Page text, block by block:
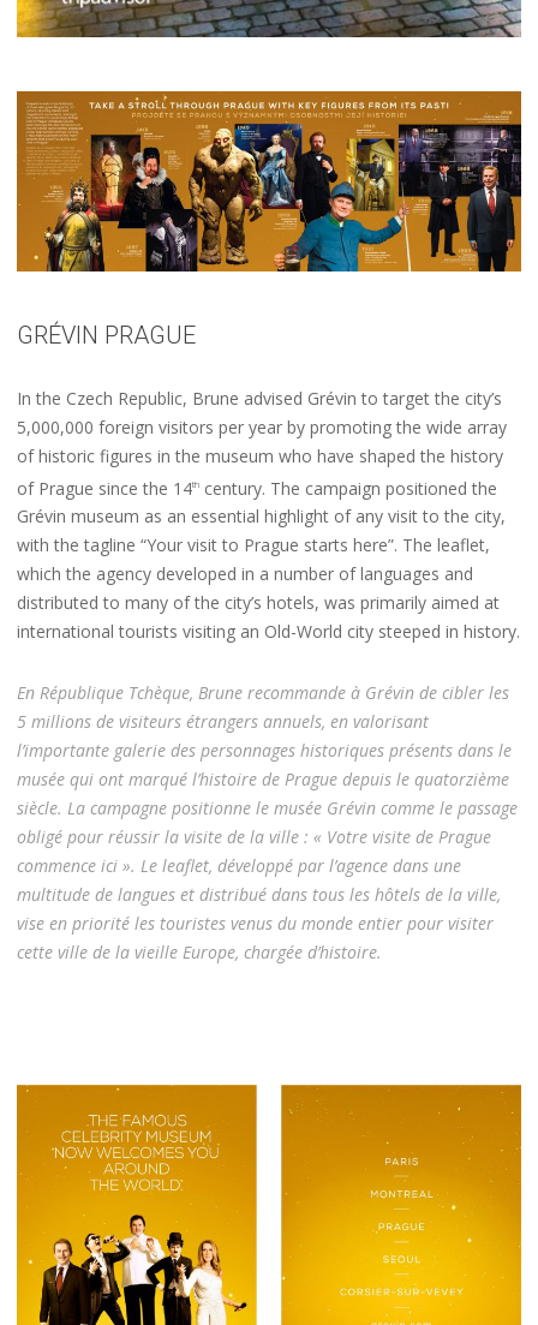
GRÉVIN PRAGUE
In the Czech Republic, Brune advised Grévin to target the city’s
5,000,000 foreign visitors per year by promoting the wide array
of historic figures in the museum who have shaped the history
of Prague since the 14thcentury. The campaign positioned the
Grévin museum as an essential highlight of any visit to the city,
with the tagline “Your visit to Prague starts here”. The leaflet,
which the agency developed in a number of languages and
distributed to many of the city’s hotels, was primarily aimed at
international tourists visiting an Old-World city steeped in history.
En République Tchèque, Brune recommande à Grévin de cibler les
5 millions de visiteurs étrangers annuels, en valorisant
l’importante galerie des personnages historiques présents dans le
musée qui ont marqué l’histoire de Prague depuis le quatorzième
siècle. La campagne positionne le musée Grévin comme le passage
obligé pour réussir la visite de la ville : « Votre visite de Prague
commence ici ». Le leaflet, développé par l’agence dans une
multitude de langues et distribué dans tous les hôtels de la ville,
vise en priorité les touristes venus du monde entier pour visiter
cette ville de la vieille Europe, chargée d’histoire.